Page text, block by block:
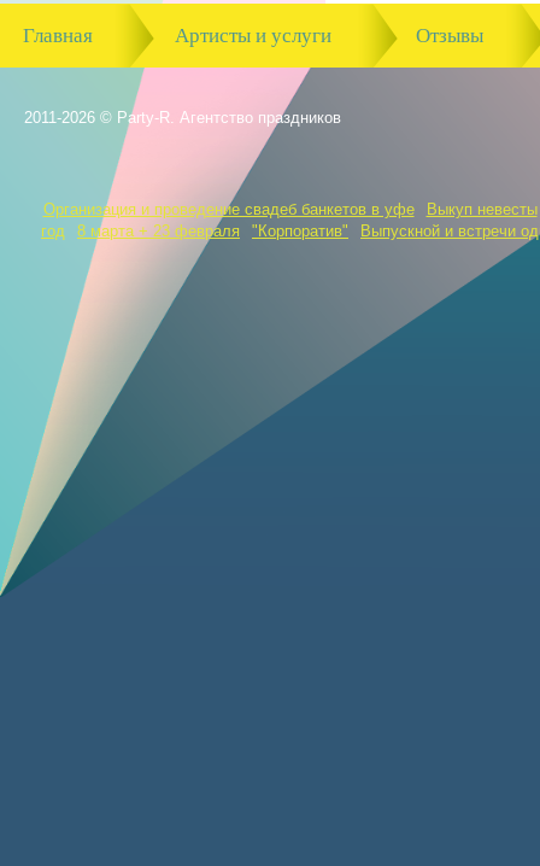
Главная Артисты и услуги Отзывы
2011-2026 © Party-R. Агентство праздников
Организация и проведение свадеб банкетов в уфе
Выкуп невесты
год
8 марта + 23 февраля "Корпоратив" Выпускной и встречи